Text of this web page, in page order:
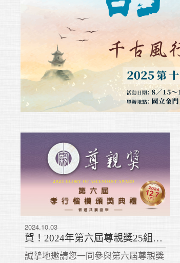
2024.10.03
賀！2024年第六屆尊親獎25組共29位獲獎名單出爐啦！
誠摯地邀請您一同參與第六屆尊親獎